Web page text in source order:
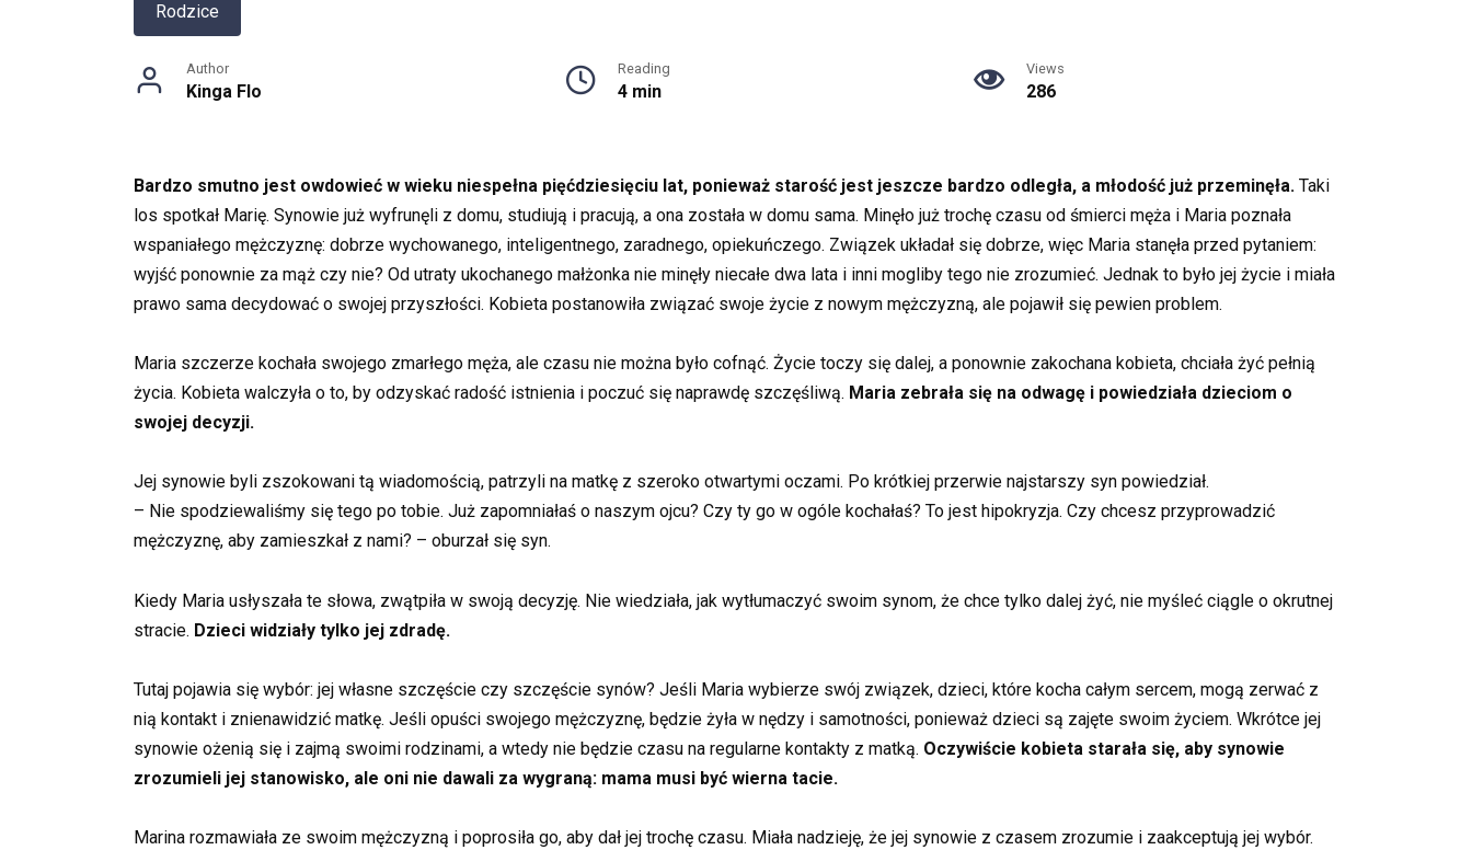
Rodzice
Author
Kinga Flo
Reading
4 min
Views
286
Bardzo smutno jest owdowieć w wieku niespełna pięćdziesięciu lat, ponieważ starość jest jeszcze bardzo odległa, a młodość już przeminęła. Taki
los spotkał Marię. Synowie już wyfrunęli z domu, studiują i pracują, a ona została w domu sama. Minęło już trochę czasu od śmierci męża i Maria poznała
wspaniałego mężczyznę: dobrze wychowanego, inteligentnego, zaradnego, opiekuńczego. Związek układał się dobrze, więc Maria stanęła przed pytaniem:
wyjść ponownie za mąż czy nie? Od utraty ukochanego małżonka nie minęły niecałe dwa lata i inni mogliby tego nie zrozumieć. Jednak to było jej życie i miała
prawo sama decydować o swojej przyszłości. Kobieta postanowiła związać swoje życie z nowym mężczyzną, ale pojawił się pewien problem.
Maria szczerze kochała swojego zmarłego męża, ale czasu nie można było cofnąć. Życie toczy się dalej, a ponownie zakochana kobieta, chciała żyć pełnią
życia. Kobieta walczyła o to, by odzyskać radość istnienia i poczuć się naprawdę szczęśliwą. Maria zebrała się na odwagę i powiedziała dzieciom o
swojej decyzji.
Jej synowie byli zszokowani tą wiadomością, patrzyli na matkę z szeroko otwartymi oczami. Po krótkiej przerwie najstarszy syn powiedział.
– Nie spodziewaliśmy się tego po tobie. Już zapomniałaś o naszym ojcu? Czy ty go w ogóle kochałaś? To jest hipokryzja. Czy chcesz przyprowadzić
mężczyznę, aby zamieszkał z nami? – oburzał się syn.
Kiedy Maria usłyszała te słowa, zwątpiła w swoją decyzję. Nie wiedziała, jak wytłumaczyć swoim synom, że chce tylko dalej żyć, nie myśleć ciągle o okrutnej
stracie. Dzieci widziały tylko jej zdradę.
Tutaj pojawia się wybór: jej własne szczęście czy szczęście synów? Jeśli Maria wybierze swój związek, dzieci, które kocha całym sercem, mogą zerwać z
nią kontakt i znienawidzić matkę. Jeśli opuści swojego mężczyznę, będzie żyła w nędzy i samotności, ponieważ dzieci są zajęte swoim życiem. Wkrótce jej
synowie ożenią się i zajmą swoimi rodzinami, a wtedy nie będzie czasu na regularne kontakty z matką. Oczywiście kobieta starała się, aby synowie
zrozumieli jej stanowisko, ale oni nie dawali za wygraną: mama musi być wierna tacie.
Marina rozmawiała ze swoim mężczyzną i poprosiła go, aby dał jej trochę czasu. Miała nadzieję, że jej synowie z czasem zrozumie i zaakceptują jej wybór.